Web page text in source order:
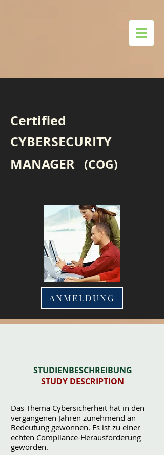
Certified
CYBERSECURITY
MANAGER (COG)
ANMELDUNG
STUDIENBESCHREIBUNG
STUDY DESCRIPTION
Das Thema Cybersicherheit hat in den
vergangenen Jahren zunehmend an
Bedeutung gewonnen. Es ist zu einer
echten Compliance-Herausforderung
geworden.